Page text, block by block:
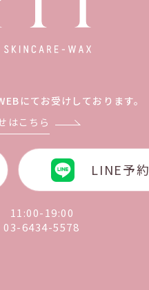
にてお受けしております。
はこちら
LINE予約
11:00-19:00
03-6434-5578